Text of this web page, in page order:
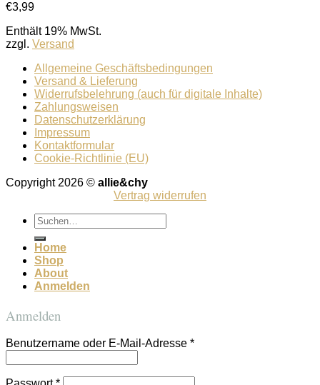
€3,99
Enthält 19% MwSt.
zzgl. Versand
Allgemeine Geschäftsbedingungen
Versand & Lieferung
Widerrufsbelehrung (auch für digitale Inhalte)
Zahlungsweisen
Datenschutzerklärung
Impressum
Kontaktformular
Cookie-Richtlinie (EU)
Copyright 2026 © allie&chy
Vertrag widerrufen
Suchen
nach:
Home
Shop
About
Anmelden
Anmelden
Benutzername oder E-Mail-Adresse *